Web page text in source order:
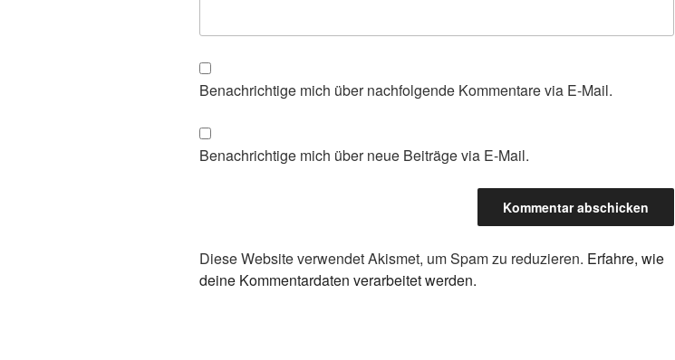
Benachrichtige mich über nachfolgende Kommentare via E-Mail.
Benachrichtige mich über neue Beiträge via E-Mail.
Diese Website verwendet Akismet, um Spam zu reduzieren. Erfahre, wie
deine Kommentardaten verarbeitet werden.